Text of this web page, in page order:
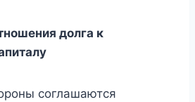
долга к
соглашаются